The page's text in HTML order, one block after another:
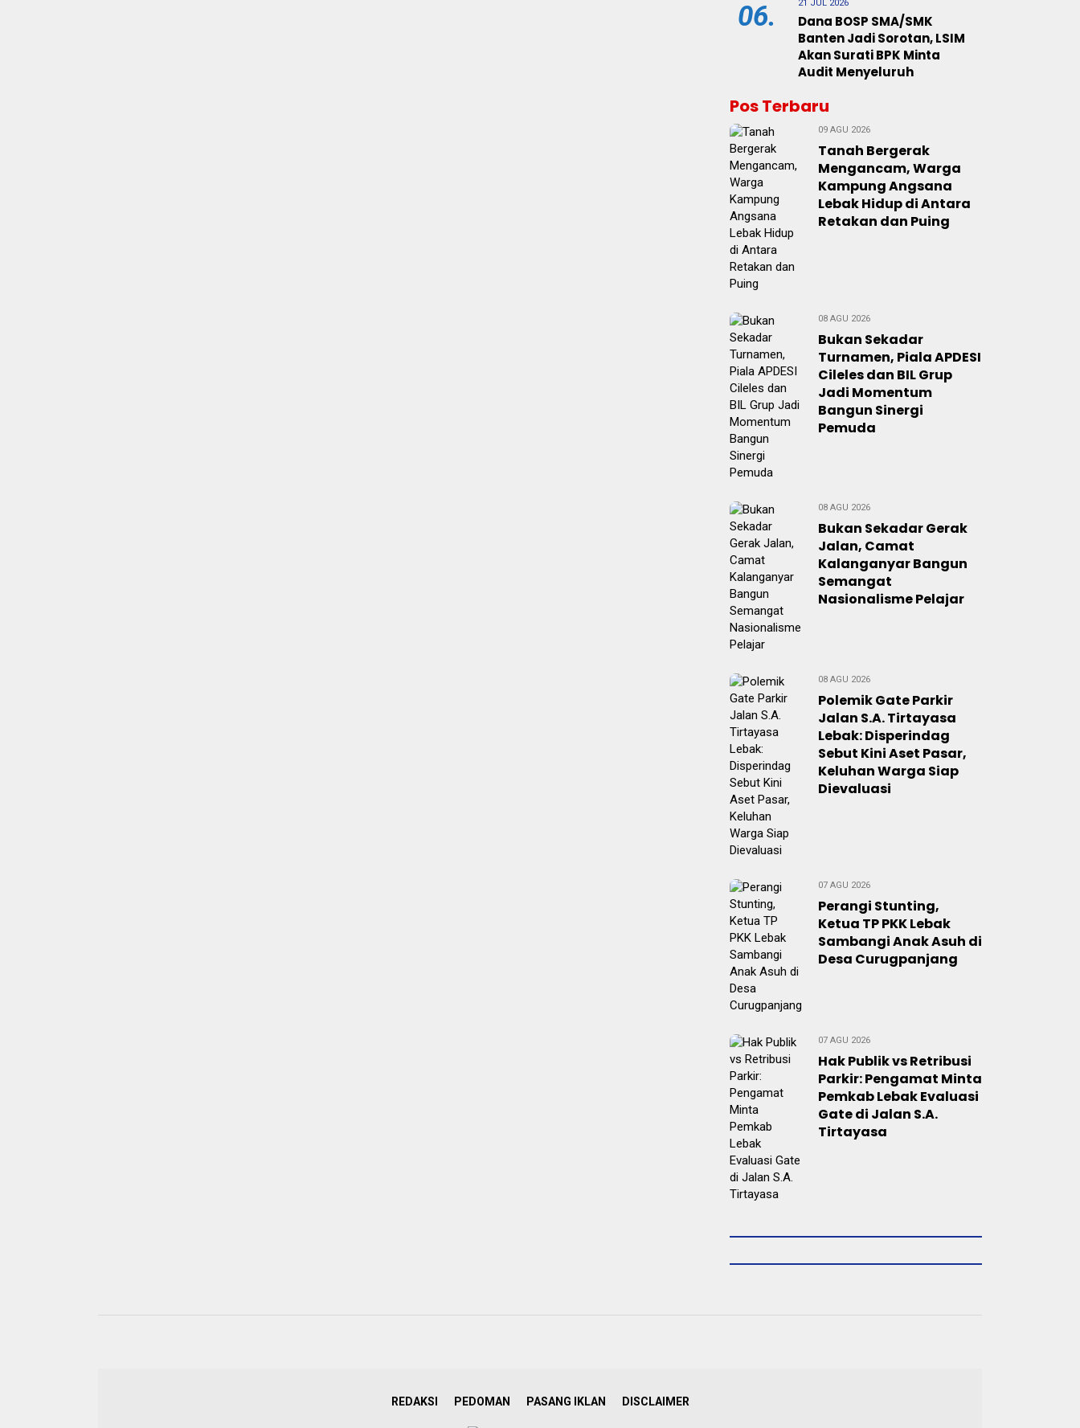
06. 21 JUL 2026
Dana BOSP SMA/SMK
Banten Jadi Sorotan, LSIM
Akan Surati BPK Minta
Audit Menyeluruh
Pos Terbaru
09 AGU 2026
Tanah Bergerak
Mengancam, Warga
Kampung Angsana
Lebak Hidup di Antara
Retakan dan Puing
08 AGU 2026
Bukan Sekadar
Turnamen, Piala APDESI
Cileles dan BIL Grup
Jadi Momentum
Bangun Sinergi
Pemuda
08 AGU 2026
Bukan Sekadar Gerak
Jalan, Camat
Kalanganyar Bangun
Semangat
Nasionalisme Pelajar
08 AGU 2026
Polemik Gate Parkir
Jalan S.A. Tirtayasa
Lebak: Disperindag
Sebut Kini Aset Pasar,
Keluhan Warga Siap
Dievaluasi
07 AGU 2026
Perangi Stunting,
Ketua TP PKK Lebak
Sambangi Anak Asuh di
Desa Curugpanjang
07 AGU 2026
Hak Publik vs Retribusi
Parkir: Pengamat Minta
Pemkab Lebak Evaluasi
Gate di Jalan S.A.
Tirtayasa
REDAKSI PEDOMAN PASANG IKLAN DISCLAIMER